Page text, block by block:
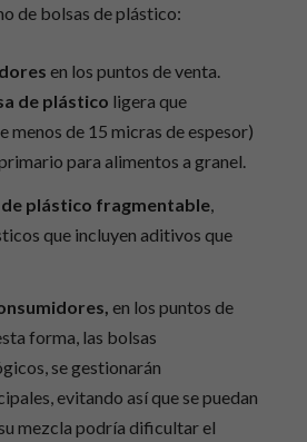
de bolsas de plástico:
en los puntos de venta.
de plástico ligera que
menos de 15 micras de espesor)
para alimentos a granel.
plástico fragmentable
que incluyen aditivos que
en los puntos de
forma, las bolsas
se gestionarán
evitando así que se puedan
mezcla podría dificultar el